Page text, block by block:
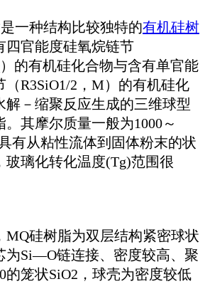
一种结构比较独特的有机硅树
四官能度硅氧烷链节
）的有机硅化合物与含有单官能
（R3SiO1/2，M）的有机硅化
解－缩聚反应生成的三维球型
其摩尔质量一般为1000～
有从粘性流体到固体粉末的状
玻璃化转化温度(Tg)范围很
硅树脂为双层结构紧密球状
为Si—O链连接、密度较高、聚
的笼状SiO2，球壳为密度较低